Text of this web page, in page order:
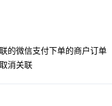
的微信支付下单的商户订单
消关联